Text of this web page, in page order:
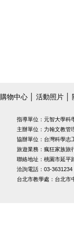
購物中心 活動照片
指導單位：元智大學科
主辦單位：力翰文教管
協辦單位：台灣科學志
旅遊業務：瘋狂家族旅
聯絡地址：桃園市延平
洽詢電話：03-3631234
台北市教學處：台北市